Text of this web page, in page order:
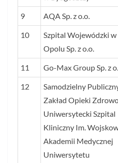
9 AQA Sp. z o.o.
10
Szpital Wojewódzki w
Opolu Sp. z o.o.
11 Go-Max Group Sp. z
12
Samodzielny
Zakład Opieki
Uniwersytecki Szpital
Kliniczny Im.
Akademii Medycznej
Uniwersytetu